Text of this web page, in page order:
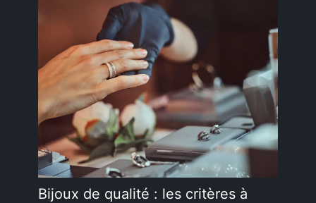
Bijoux de qualité : les critères à